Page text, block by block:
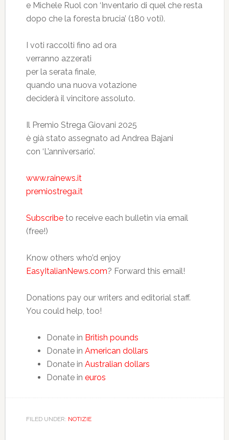
e Michele Ruol con ‘Inventario di quel che resta
dopo che la foresta brucia’ (180 voti).
I voti raccolti fino ad ora
verranno azzerati
per la serata finale,
quando una nuova votazione
deciderà il vincitore assoluto.
Il Premio Strega Giovani 2025
è già stato assegnato ad Andrea Bajani
con ‘L’anniversario’.
www.rainews.it
premiostrega.it
Subscribeto receive each bulletin via email
(free!)
Know others who’d enjoy
EasyItalianNews.com? Forward this email!
Donations pay our writers and editorial staff.
You could help, too!
Donate in British pounds
Donate in American dollars
Donate in Australian dollars
Donate in euros
FILED UNDER: NOTIZIE